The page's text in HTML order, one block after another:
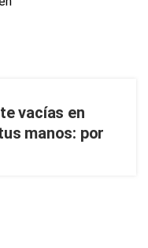
vacías en
manos: por